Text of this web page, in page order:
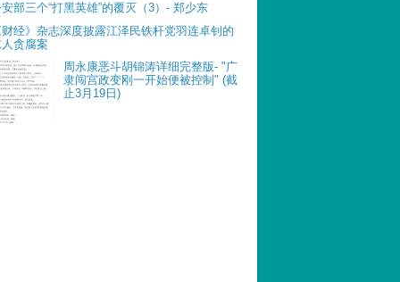
部三个“打黑英雄”的覆灭（3）- 郑少东
经》杂志深度披露江泽民铁杆党羽连卓钊的
贪腐案
周永康恶斗胡锦涛详细完整版- "广
隶闯宫政变刚一开始便被控制" (截
止3月19日)